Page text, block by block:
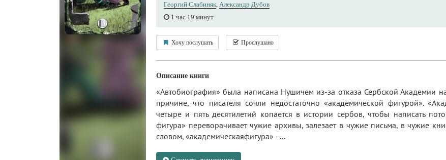
Георгий Слабиняк, Александр Дубов
1 час 19 минут
Хочу послушать Прослушано
Описание книги
«Автобиография» была написана Нушичем из-за отказа Сербской Академии
причине, что писателя сочли недостаточно «академической фигурой».
четыре и пять десятилетий копается в истории сербов, чтобы написать
фигура» переворачивает чужие архивы, залезает в чужие письма, в чужие
словом, «академическаяфигура» –...